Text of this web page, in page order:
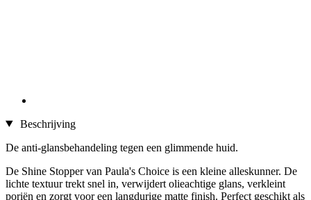
Beschrijving
De anti-glansbehandeling tegen een glimmende huid.
De Shine Stopper van Paula's Choice is een kleine alleskunner. De
lichte textuur trekt snel in, verwijdert olieachtige glans, verkleint
poriën en zorgt voor een langdurige matte finish. Perfect geschikt als